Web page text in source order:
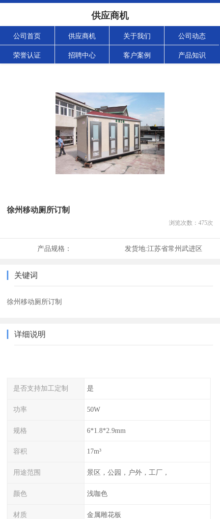
供应商机
公司首页 供应商机 关于我们 公司动态
荣誉认证 招聘中心 客户案例 产品知识
徐州移动厕所订制
浏览次数： 475次
产品规格： 发货地:江苏省常州武进区
关键词
徐州移动厕所订制
详细说明
是否支持加工定制 是
功率 50W
规格 6*1.8*2.9mm
容积 17m³
用途范围 景区，公园，户外，工厂，
颜色 浅咖色
材质 金属雕花板